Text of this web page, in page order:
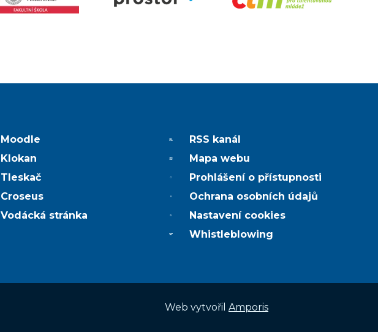
Moodle
Klokan
Tleskač
Croseus
Vodácká stránka
RSS kanál
Mapa webu
Prohlášení o přístupnosti
Ochrana osobních údajů
Nastavení cookies
Whistleblowing
Web vytvořil Amporis